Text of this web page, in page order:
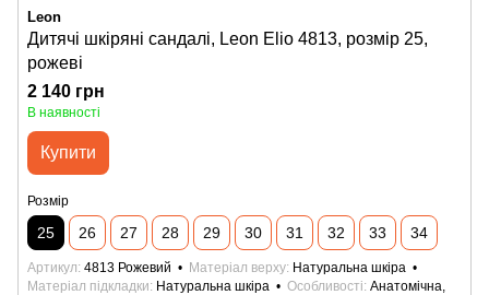
Leon
Дитячі шкіряні сандалі, Leon Elio 4813, розмір 25,
рожеві
2 140 грн
В наявності
Купити
Розмір
25 26 27 28 29 30 31 32 33 34
Артикул 4813 Рожевий Матеріал верху Натуральна шкіра
Матеріал підкладки
Натуральна шкіра Особливості Анатомічна,